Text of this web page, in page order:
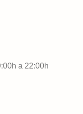
a 22:00h